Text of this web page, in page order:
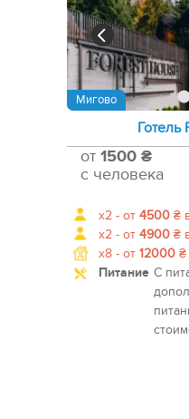
Мигово
Готель
от 1500 ₴
с человека
x2 - от 4500 ₴
x2 - от 4900 ₴
x8 - от 12000 ₴
Питание С